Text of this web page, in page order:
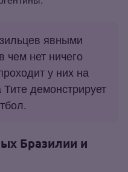
явными
чем нет ничего
у них на
демонстрирует
Бразилии и